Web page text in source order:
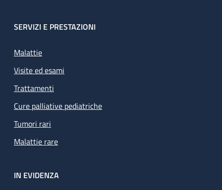
SERVIZI E PRESTAZIONI
Malattie
Visite ed esami
Trattamenti
Cure palliative pediatriche
Tumori rari
Malattie rare
IN EVIDENZA